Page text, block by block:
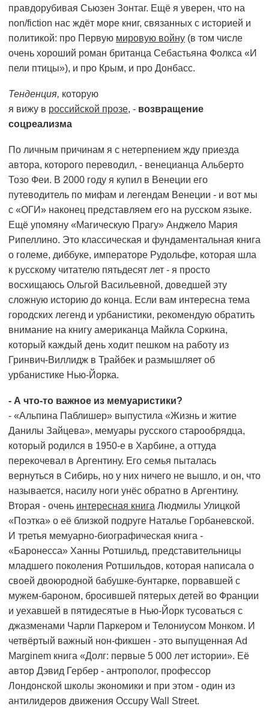
правдорубивая Сьюзен Зонтаг. Ещё я уверен, что на
non/fiction нас ждёт море книг, связанных с историей и
политикой: про Первую мировую войну (в том числе
очень хороший роман британца Себастьяна Фолкса «И
пели птицы»), и про Крым, и про Донбасс.
Тенденция, которую
я вижу в российской прозе, - возвращение
соцреализма
По личным причинам я с нетерпением жду приезда
автора, которого переводил, - венецианца Альберто
Тозо Феи. В 2000 году я купил в Венеции его
путеводитель по мифам и легендам Венеции - и вот мы
с «ОГИ» наконец представляем его на русском языке.
Ещё упомяну «Магическую Прагу» Анджело Мария
Рипеллино. Это классическая и фундаментальная книга
о големе, диббуке, императоре Рудольфе, которая шла
к русскому читателю пятьдесят лет - я просто
восхищаюсь Ольгой Васильевной, доведшей эту
сложную историю до конца. Если вам интересна тема
городских легенд и урбанистики, рекомендую обратить
внимание на книгу американца Майкла Соркина,
который каждый день ходит пешком на работу из
Гринвич-Виллидж в Трайбек и размышляет об
урбанистике Нью-Йорка.
- А что-то важное из мемуаристики?
- «Альпина Паблишер» выпустила «Жизнь и житие
Данилы Зайцева», мемуары русского старообрядца,
который родился в 1950-е в Харбине, а оттуда
перекочевал в Аргентину. Его семья пыталась
вернуться в Сибирь, но у них ничего не вышло, и он, что
называется, насилу ноги унёс обратно в Аргентину.
Вторая - очень интересная книга Людмилы Улицкой
«Поэтка» о её близкой подруге Наталье Горбаневской.
И третья мемуарно-биографическая книга -
«Баронесса» Ханны Ротшильд, представительницы
младшего поколения Ротшильдов, которая написала о
своей двоюродной бабушке-бунтарке, порвавшей с
мужем-бароном, бросившей пятерых детей во Франции
и уехавшей в пятидесятые в Нью-Йорк тусоваться с
джазменами Чарли Паркером и Телониусом Монком. И
четвёртый важный нон-фикшен - это выпущенная Ad
Marginem книга «Долг: первые 5 000 лет истории». Её
автор Дэвид Гербер - антрополог, профессор
Лондонской школы экономики и при этом - один из
антилидеров движения Occupy Wall Street.